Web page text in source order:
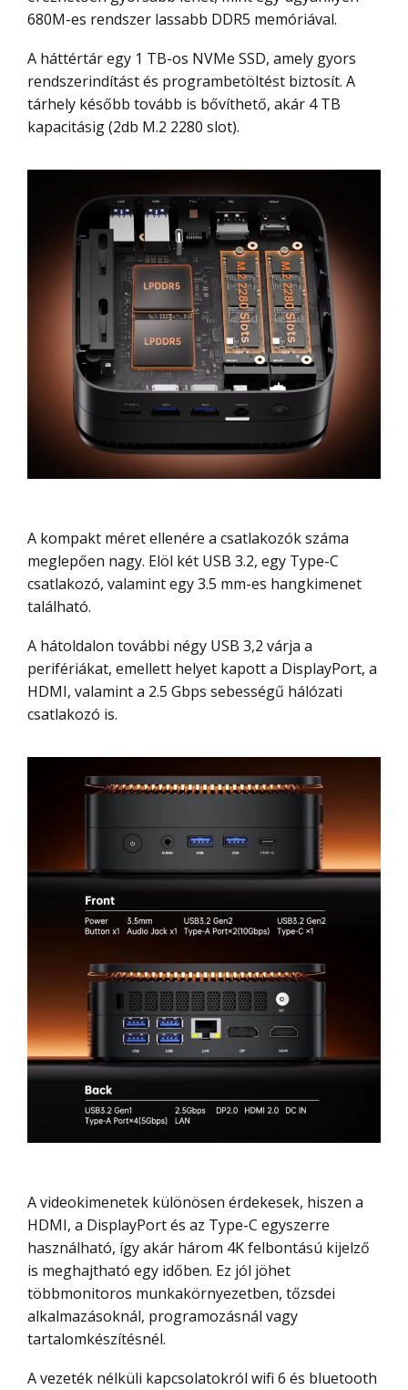
680M-es rendszer lassabb DDR5 memóriával.
A háttértár egy 1 TB-os NVMe SSD, amely gyors
rendszerindítást és programbetöltést biztosít. A
tárhely később tovább is bővíthető, akár 4 TB
kapacitásig (2db M.2 2280 slot).
A kompakt méret ellenére a csatlakozók száma
meglepően nagy. Elöl két USB 3.2, egy Type-C
csatlakozó, valamint egy 3.5 mm-es hangkimenet
található.
A hátoldalon további négy USB 3,2 várja a
perifériákat, emellett helyet kapott a DisplayPort, a
HDMI, valamint a 2.5 Gbps sebességű hálózati
csatlakozó is.
A videokimenetek különösen érdekesek, hiszen a
HDMI, a DisplayPort és az Type-C egyszerre
használható, így akár három 4K felbontású kijelző
is meghajtható egy időben. Ez jól jöhet
többmonitoros munkakörnyezetben, tőzsdei
alkalmazásoknál, programozásnál vagy
tartalomkészítésnél.
A vezeték nélküli kapcsolatokról wifi 6 és bluetooth